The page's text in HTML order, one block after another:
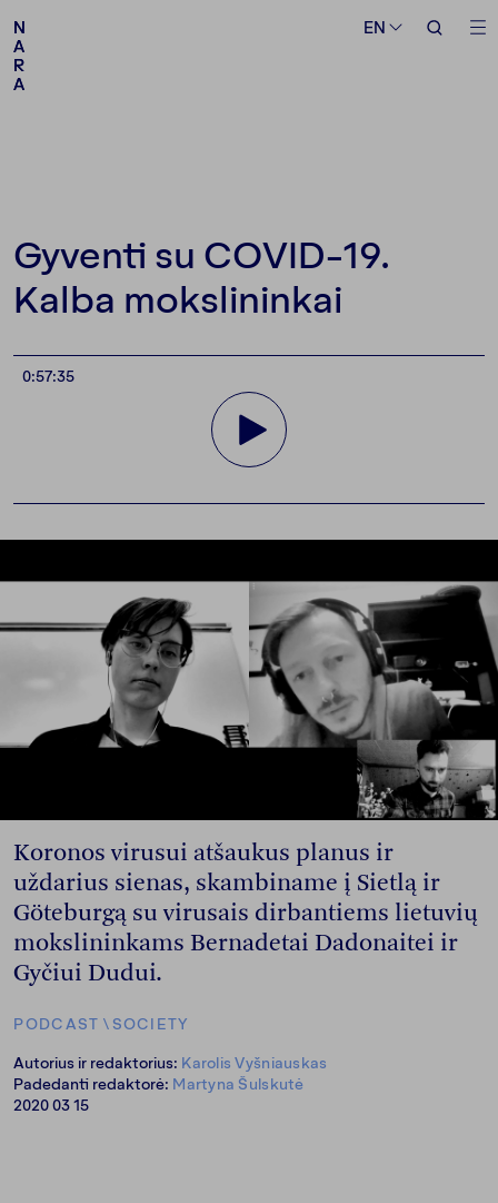
N
A
R
A
EN
N
A
R
A
EN
Gyventi su COVID-19.
Kalba mokslininkai
0:57:35
PODCAST \ SOCIETY
Autorius ir redaktorius: Karolis Vyšniauskas
Padedanti redaktorė: Martyna Šulskutė
2020 03 15
Koronos virusui atšaukus planus ir
uždarius sienas, skambiname į Sietlą ir
Göteburgą su virusais dirbantiems lietuvių
mokslininkams Bernadetai Dadonaitei ir
Gyčiui Dudui.